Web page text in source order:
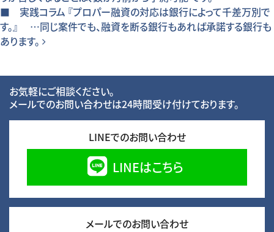
■ 実践コラム 『プロパー融資の対応は銀行によって千差万別で
す。』 …同じ案件でも、融資を断る銀行もあれば承諾する銀行も
あります。
お気軽にご相談ください。
メールでのお問い合わせは24時間受け付けております。
LINEでのお問い合わせ
LINEはこちら
メールでのお問い合わせ